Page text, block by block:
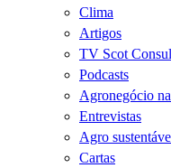
Clima
Artigos
TV Scot
Podcasts
Agronegócio
Entrevistas
Agro
Cartas